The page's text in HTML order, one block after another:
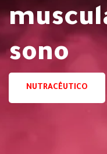
sono
NUTRACÊUTICO